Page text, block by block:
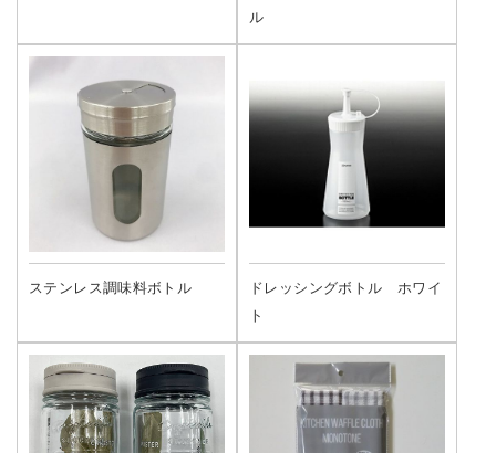
ル
ステンレス調味料ボトル
ドレッシングボトル ホワイ
ト